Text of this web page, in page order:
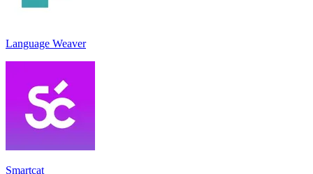
Language Weaver
Smartcat